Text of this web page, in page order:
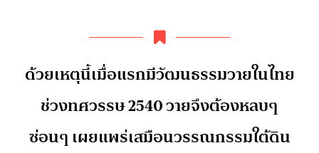
ด้วยเหตุนี้เมื่อแรกมีวัฒนธรรมวายในไทย
ช่วงทศวรรษ 2540 วายจึงต้องหลบๆ
ซ่อนๆ เผยแพร่เสมือนวรรณกรรมใต้ดิน